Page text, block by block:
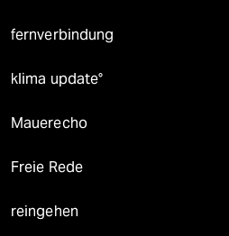
fernverbindung
klima update°
Mauerecho
Freie Rede
reingehen